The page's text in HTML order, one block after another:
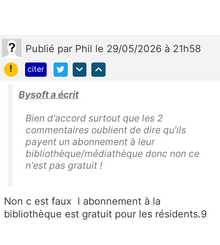
Publié par Phil le 29/05/2026 à 21h58
!
citer
Bysoft a écrit
Bien d'accord surtout que les 2
commentaires oublient de dire qu'ils
payent un abonnement à leur
bibliothèque/médiathèque donc non ce
n'est pas gratuit !
Non c est faux l abonnement à la
bibliothèque est gratuit pour les résidents.9